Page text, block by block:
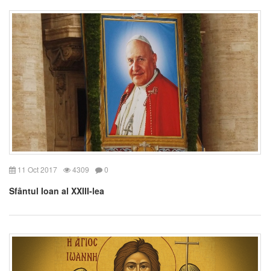
11 Oct 2017 4309 0
Sfântul Ioan al XXIII-lea